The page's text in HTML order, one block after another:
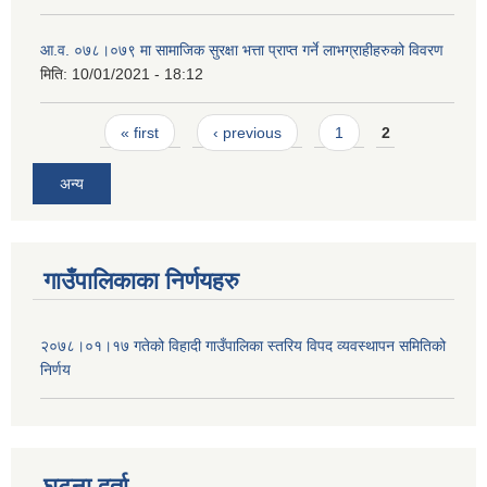
आ.व. ०७८।०७९ मा सामाजिक सुरक्षा भत्ता प्राप्त गर्ने लाभग्राहीहरुको विवरण
मिति: 10/01/2021 - 18:12
Pages« first ‹ previous 1 2
अन्य
गाउँपालिकाका निर्णयहरु
२०७८।०१।१७ गतेको विहादी गाउँपालिका स्तरिय विपद व्यवस्थापन समितिको
निर्णय